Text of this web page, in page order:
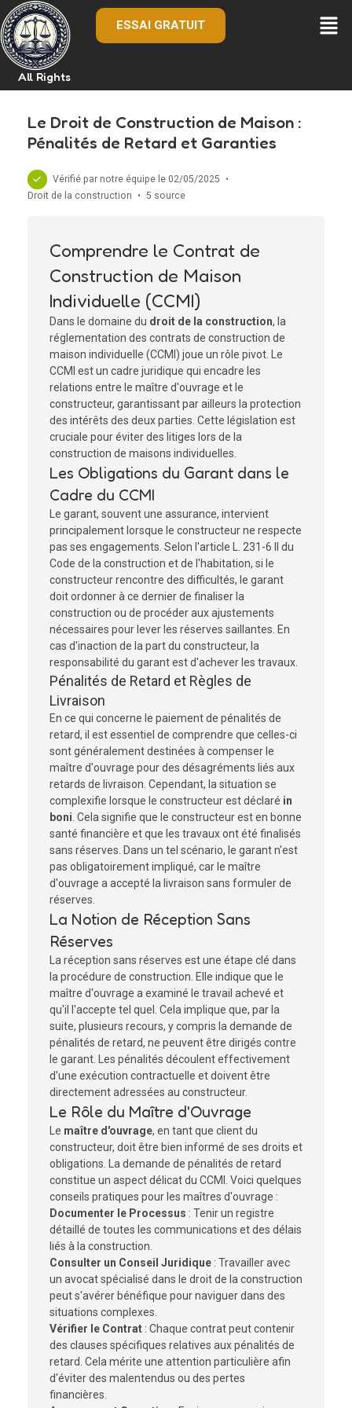
All Rights
ESSAI GRATUIT
Le Droit de Construction de Maison :
Pénalités de Retard et Garanties
Vérifié par notre équipe le 02/05/2025
•
Droit de la construction
• 5 source
Comprendre le Contrat de
Construction de Maison
Individuelle (CCMI)
Dans le domaine du droit de la construction, la
réglementation des contrats de construction de
maison individuelle (CCMI) joue un rôle pivot. Le
CCMI est un cadre juridique qui encadre les
relations entre le maître d'ouvrage et le
constructeur, garantissant par ailleurs la protection
des intérêts des deux parties. Cette législation est
cruciale pour éviter des litiges lors de la
construction de maisons individuelles.
Les Obligations du Garant dans le
Cadre du CCMI
Le garant, souvent une assurance, intervient
principalement lorsque le constructeur ne respecte
pas ses engagements. Selon l'article L. 231-6 II du
Code de la construction et de l'habitation, si le
constructeur rencontre des difficultés, le garant
doit ordonner à ce dernier de finaliser la
construction ou de procéder aux ajustements
nécessaires pour lever les réserves saillantes. En
cas d'inaction de la part du constructeur, la
responsabilité du garant est d'achever les travaux.
Pénalités de Retard et Règles de
Livraison
En ce qui concerne le paiement de pénalités de
retard, il est essentiel de comprendre que celles-ci
sont généralement destinées à compenser le
maître d'ouvrage pour des désagréments liés aux
retards de livraison. Cependant, la situation se
complexifie lorsque le constructeur est déclaré in
boni . Cela signifie que le constructeur est en bonne
santé financière et que les travaux ont été finalisés
sans réserves. Dans un tel scénario, le garant n'est
pas obligatoirement impliqué, car le maître
d'ouvrage a accepté la livraison sans formuler de
réserves.
La Notion de Réception Sans
Réserves
La réception sans réserves est une étape clé dans
la procédure de construction. Elle indique que le
maître d'ouvrage a examiné le travail achevé et
qu'il l'accepte tel quel. Cela implique que, par la
suite, plusieurs recours, y compris la demande de
pénalités de retard, ne peuvent être dirigés contre
le garant. Les pénalités découlent effectivement
d'une exécution contractuelle et doivent être
directement adressées au constructeur.
Le Rôle du Maître d'Ouvrage
Le maître d'ouvrage, en tant que client du
constructeur, doit être bien informé de ses droits et
obligations. La demande de pénalités de retard
constitue un aspect délicat du CCMI. Voici quelques
conseils pratiques pour les maîtres d'ouvrage :
Documenter le Processus : Tenir un registre
détaillé de toutes les communications et des délais
liés à la construction.
Consulter un Conseil Juridique : Travailler avec
un avocat spécialisé dans le droit de la construction
peut s'avérer bénéfique pour naviguer dans des
situations complexes.
Vérifier le Contrat : Chaque contrat peut contenir
des clauses spécifiques relatives aux pénalités de
retard. Cela mérite une attention particulière afin
d'éviter des malentendus ou des pertes
financières.